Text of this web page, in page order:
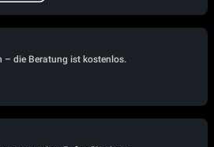
– die Beratung ist kostenlos.